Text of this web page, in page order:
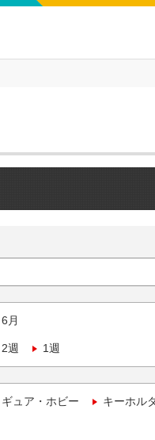
6月
2週 1週
ュア・ホビー キーホル